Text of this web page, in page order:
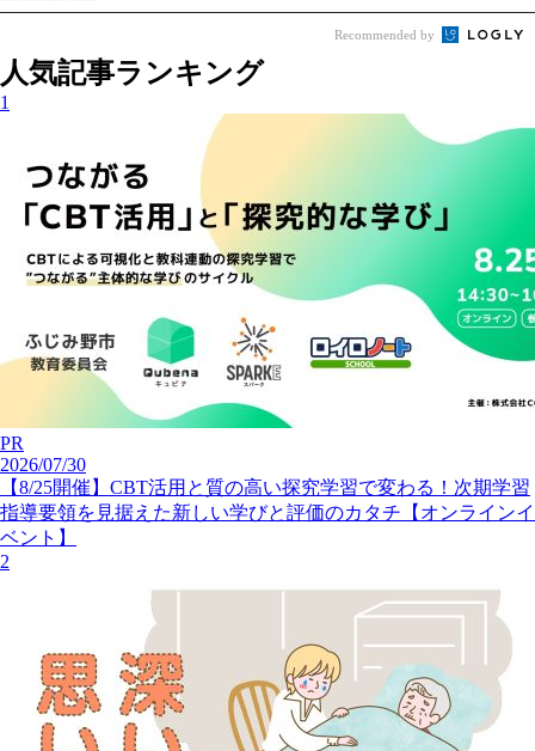
Recommended by
人気記事ランキング
1
PR
2026/07/30
【8/25開催】CBT活用と質の高い探究学習で変わる！次期学習
指導要領を見据えた新しい学びと評価のカタチ【オンラインイ
ベント】
2